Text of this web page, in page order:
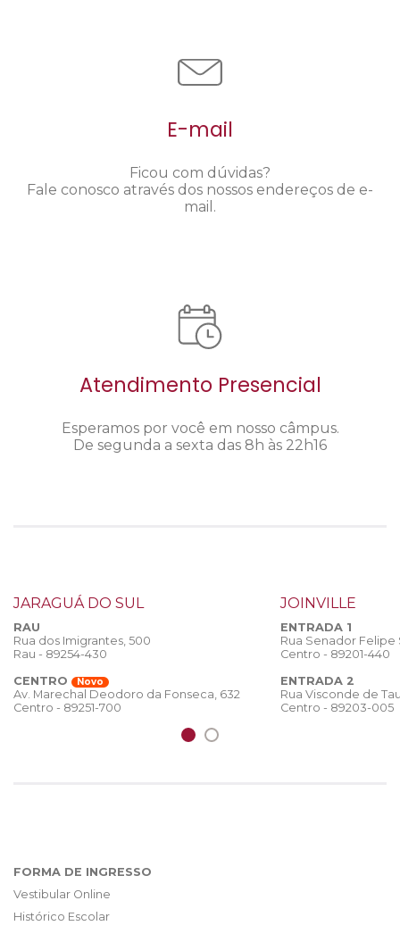
E-mail
Ficou com dúvidas?
Fale conosco através dos nossos endereços de e-
mail.
Atendimento Presencial
Esperamos por você em nosso câmpus.
De segunda a sexta das 8h às 22h16
JARAGUÁ DO SUL
RAU
Rua dos Imigrantes, 500
Rau - 89254-430
CENTRO
Novo
Av. Marechal Deodoro da Fonseca, 632
Centro - 89251-700
JOINVILLE
ENTRADA 1
Rua Senador
Centro - 89201-440
ENTRADA 2
Rua Visconde de
Centro - 89203-005
FORMA DE INGRESSO
Vestibular Online
Histórico Escolar